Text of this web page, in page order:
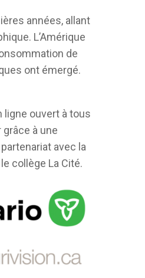
années, allant
L’Amérique
de
ont émergé.
ligne ouvert à tous
à une
partenariat avec la
collège La Cité.